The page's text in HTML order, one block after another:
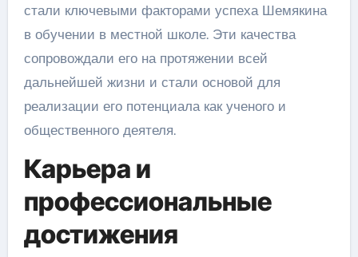
стали ключевыми факторами успеха Шемякина
в обучении в местной школе. Эти качества
сопровождали его на протяжении всей
дальнейшей жизни и стали основой для
реализации его потенциала как ученого и
общественного деятеля.
Карьера и
профессиональные
достижения